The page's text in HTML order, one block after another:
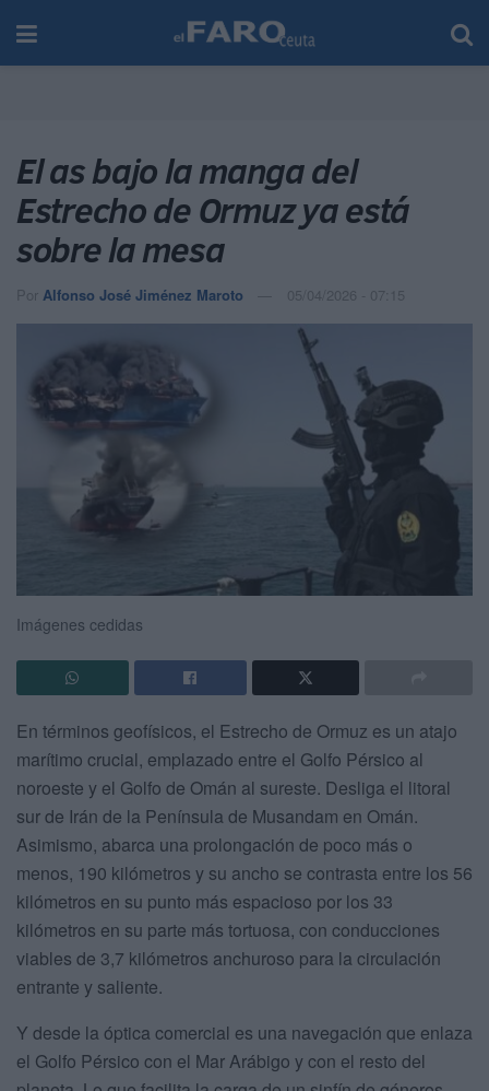
El as bajo la manga del
Estrecho de Ormuz ya está
sobre la mesa
Por Alfonso José Jiménez Maroto 05/04/2026 - 07:15
Imágenes cedidas
En términos geofísicos, el Estrecho de Ormuz es un atajo
marítimo crucial, emplazado entre el Golfo Pérsico al
noroeste y el Golfo de Omán al sureste. Desliga el litoral
sur de Irán de la Península de Musandam en Omán.
Asimismo, abarca una prolongación de poco más o
menos, 190 kilómetros y su ancho se contrasta entre los 56
kilómetros en su punto más espacioso por los 33
kilómetros en su parte más tortuosa, con conducciones
viables de 3,7 kilómetros anchuroso para la circulación
entrante y saliente.
Y desde la óptica comercial es una navegación que enlaza
el Golfo Pérsico con el Mar Arábigo y con el resto del